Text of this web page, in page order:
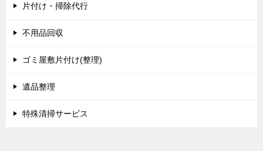
ー
シ
片付け・掃除代行
不用品回収
ゴミ屋敷片付け(整理)
遺品整理
特殊清掃サービス